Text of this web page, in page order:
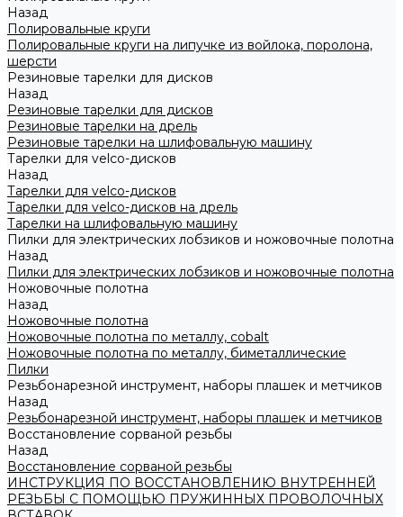
Назад
Полировальные круги
Полировальные круги на липучке из войлока, поролона,
шерсти
Резиновые тарелки для дисков
Назад
Резиновые тарелки для дисков
Резиновые тарелки на дрель
Резиновые тарелки на шлифовальную машину
Тарелки для velco-дисков
Назад
Тарелки для velco-дисков
Тарелки для velco-дисков на дрель
Тарелки на шлифовальную машину
Пилки для электрических лобзиков и ножовочные полотна
Назад
Пилки для электрических лобзиков и ножовочные полотна
Ножовочные полотна
Назад
Ножовочные полотна
Ножовочные полотна по металлу, cobalt
Ножовочные полотна по металлу, биметаллические
Пилки
Резьбонарезной инструмент, наборы плашек и метчиков
Назад
Резьбонарезной инструмент, наборы плашек и метчиков
Восстановление сорваной резьбы
Назад
Восстановление сорваной резьбы
ИНСТРУКЦИЯ ПО ВОССТАНОВЛЕНИЮ ВНУТРЕННЕЙ
РЕЗЬБЫ С ПОМОЩЬЮ ПРУЖИННЫХ ПРОВОЛОЧНЫХ